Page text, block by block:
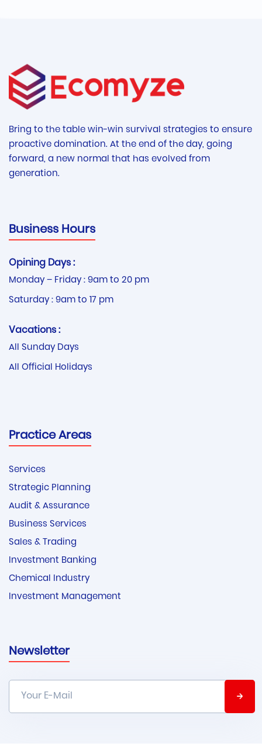
Bring to the table win-win survival strategies to ensure
proactive domination. At the end of the day, going
forward, a new normal that has evolved from
generation.
Business Hours
Opining Days :
Monday – Friday : 9am to 20 pm
Saturday : 9am to 17 pm
Vacations :
All Sunday Days
All Official Holidays
Practice Areas
Services
Strategic Planning
Audit & Assurance
Business Services
Sales & Trading
Investment Banking
Chemical Industry
Investment Management
Newsletter